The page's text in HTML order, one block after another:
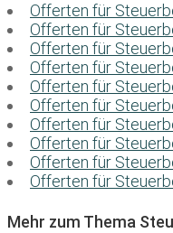
Offerten für
Offerten für
Offerten für
Offerten für
Offerten für
Offerten für
Offerten für
Offerten für
Offerten für
Offerten für
Mehr zum Thema